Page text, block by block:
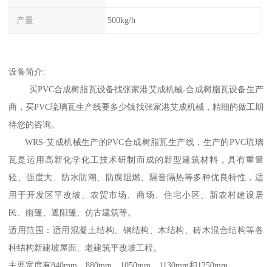
产量 500kg/h
设备简介:
买PVC合成树脂瓦设备找张家港艾成机械-合成树脂瓦设备生产
商，买PVC琉璃瓦生产线要多少钱找张家港艾成机械，精细的做工期
待您的咨询。
WRS-艾成机械生产的PVC合成树脂瓦生产线，生产的PVC琉璃
瓦是运用高新化学化工技术研制而成的新型建筑材料，具有重量
轻、强度大、防水防潮、防腐阻燃、隔音隔热等多种优良特性，适
用于开发区平改坡、农贸市场、商场、住宅小区、新农村建设居
民、雨篷、遮阳篷、仿古建筑等。
适用范围：适用混凝土结构、钢结构、木结构、砖木混合结构等各
种结构新建坡屋面、老建筑平改坡工程。
主要宽度有840mm，880mm，1050mm，1130mm和1250mm。